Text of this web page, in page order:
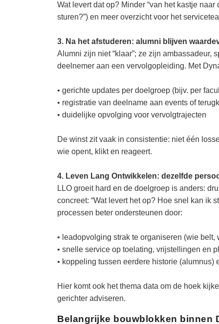
Wat levert dat op? Minder “van het kastje
sturen?”) en meer overzicht voor het
3. Na het afstuderen: alumni blijven
Alumni zijn niet “klaar”; ze zijn ambassadeur,
deelnemer aan een vervolgopleiding. Met
• gerichte updates per doelgroep (bijv. per
• registratie van deelname aan events of
• duidelijke opvolging voor vervolgtrajecten
De winst zit vaak in consistentie: niet één
wie opent, klikt en reageert.
4. Leven Lang Ontwikkelen: dezelfde
LLO groeit hard en de doelgroep is anders:
concreet: “Wat levert het op? Hoe snel kan ik
processen beter ondersteunen door:
• leadopvolging strak te organiseren (wie belt,
• snelle service op toelating, vrijstellingen en
• koppeling tussen eerdere historie (alumnus)
Hier komt ook het thema data om de hoek
gerichter adviseren.
Belangrijke bouwblokken binnen